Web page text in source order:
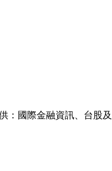
：國際金融資訊、台股